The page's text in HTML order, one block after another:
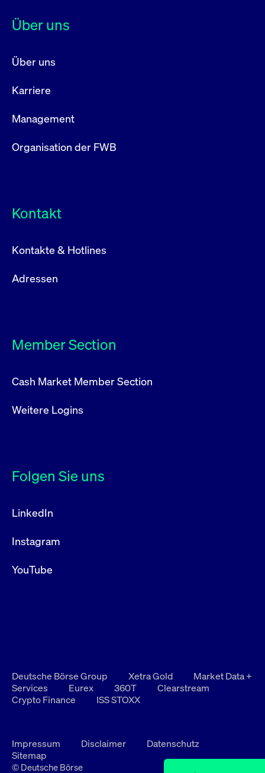
Über uns
Über uns
Karriere
Management
Organisation der FWB
Kontakt
Kontakte & Hotlines
Adressen
Member Section
Cash Market Member Section
Weitere Logins
Folgen Sie uns
LinkedIn
Instagram
YouTube
Deutsche Börse Group Xetra Gold
Market Data +
Services
Eurex 360T
Clearstream
Crypto Finance
ISS STOXX
Impressum Disclaimer
Datenschutz
Sitemap
© Deutsche Börse